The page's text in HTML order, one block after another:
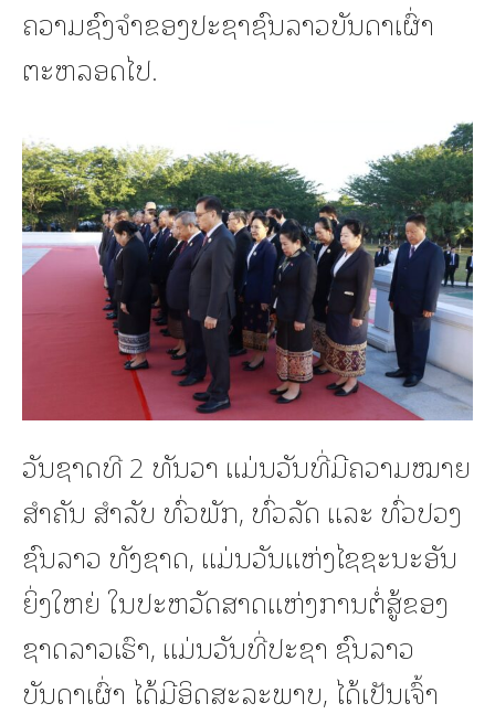
ຄວາມຊົງຈໍາຂອງປະຊາຊົນລາວບັນດາເຜົ່າ
ຕະຫລອດໄປ.
ວັນຊາດທີ 2 ທັນວາ ແມ່ນວັນທີ່ມີຄວາມໝາຍ
ສໍາຄັນ ສໍາລັບ ທົ່ວພັກ, ທົ່ວລັດ ແລະ ທົ່ວປວງ
ຊົນລາວ ທັງຊາດ, ແມ່ນວັນແຫ່ງໄຊຊະນະອັນ
ຍິ່ງໃຫຍ່ ໃນປະຫວັດສາດແຫ່ງການຕໍ່ສູ້ຂອງ
ຊາດລາວເຮົາ, ແມ່ນວັນທີ່ປະຊາ ຊົນລາວ
ບັນດາເຜົ່າ ໄດ້ມີອິດສະລະພາບ, ໄດ້ເປັນເຈົ້າ